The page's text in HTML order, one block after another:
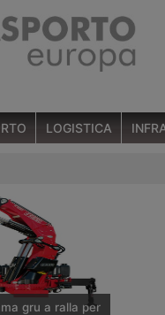
LOGISTICA
gru a ralla per